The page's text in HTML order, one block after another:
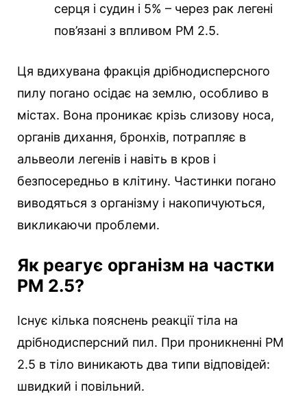
серця і судин і 5% – через рак легені
пов’язані з впливом РМ 2.5.
Ця вдихувана фракція дрібнодисперсного
пилу погано осідає на землю, особливо в
містах. Вона проникає крізь слизову носа,
органів дихання, бронхів, потрапляє в
альвеоли легенів і навіть в кров і
безпосередньо в клітину. Частинки погано
виводяться з організму і накопичуються,
викликаючи проблеми.
Як реагує організм на частки
РМ 2.5?
Існує кілька пояснень реакції тіла на
дрібнодисперсний пил. При проникненні РМ
2.5 в тіло виникають два типи відповідей:
швидкий і повільний.